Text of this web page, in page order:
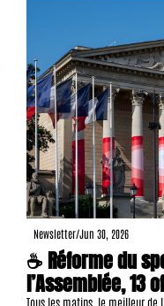
Newsletter/Jun 30, 2026
☕ Réforme du
l’Assemblée, 13
Tous les matins, le meilleur